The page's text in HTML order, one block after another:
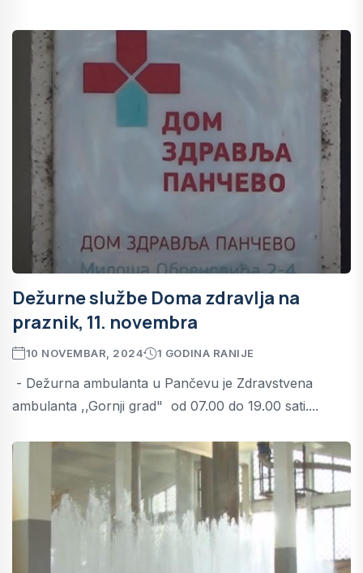
Dežurne službe Doma zdravlja na
praznik, 11. novembra
10 NOVEMBAR, 2024 1 GODINA RANIJE
- Dežurna ambulanta u Pančevu je Zdravstvena
ambulanta ,,Gornji grad" od 07.00 do 19.00 sati....